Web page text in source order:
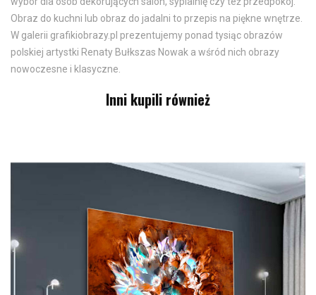
Obraz do kuchni lub obraz do jadalni to przepis na piękne wnętrze.
W galerii grafikiobrazy.pl prezentujemy ponad tysiąc obrazów
polskiej artystki Renaty Bułkszas Nowak a wśród nich obrazy
nowoczesne i klasyczne.
Inni kupili również